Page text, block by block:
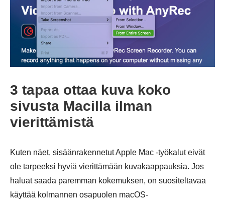
3 tapaa ottaa kuva koko
sivusta Macilla ilman
vierittämistä
Kuten näet, sisäänrakennetut Apple Mac -työkalut eivät
ole tarpeeksi hyviä vierittämään kuvakaappauksia. Jos
haluat saada paremman kokemuksen, on suositeltavaa
käyttää kolmannen osapuolen macOS-